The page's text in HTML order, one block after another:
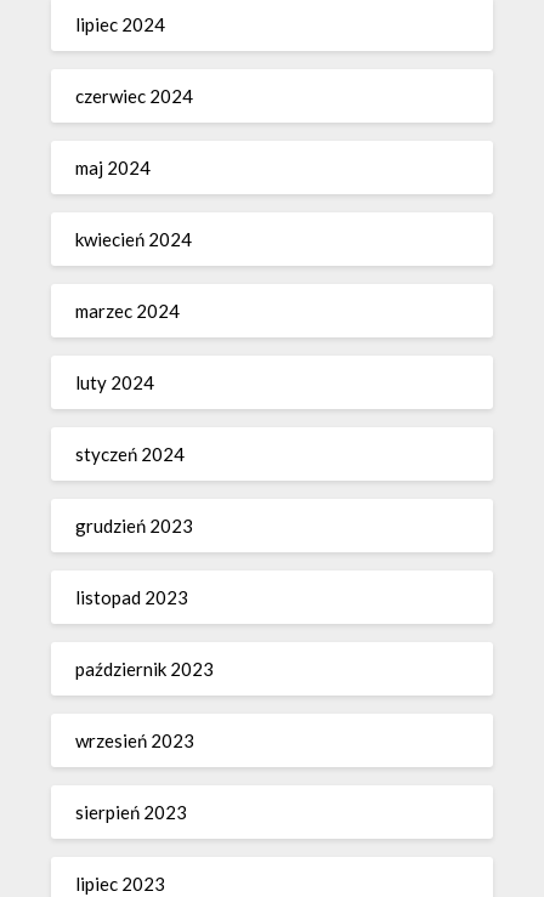
lipiec 2024
czerwiec 2024
maj 2024
kwiecień 2024
marzec 2024
luty 2024
styczeń 2024
grudzień 2023
listopad 2023
październik 2023
wrzesień 2023
sierpień 2023
lipiec 2023